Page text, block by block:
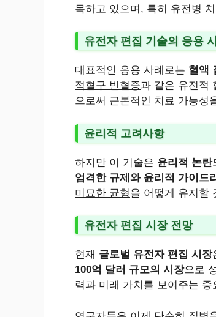
목하고 있으며, 특히 유전병
유전자 편집 기술의 응용
대표적인 응용 사례로는 혈액
적혈구 빈혈증과 같은 유전적
으로써 근본적인 치료 가능성
윤리적 고려사항
하지만 이 기술은 윤리적 논란
엄격한 규제와 윤리적 가이드
미묘한 균형을 어떻게 유지할
유전자 편집 시장 전망
현재 글로벌 유전자 편집 시장
100억 달러 규모의 시장으로
력과 미래 가치 를 보여주는 중